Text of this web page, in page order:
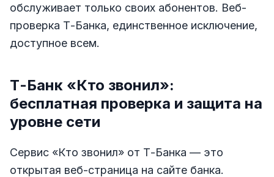
обслуживает только своих абонентов. Веб-
проверка Т-Банка, единственное исключение,
доступное всем.
Т-Банк «Кто звонил»:
бесплатная проверка и защита на
уровне сети
Сервис «Кто звонил» от Т-Банка — это
открытая веб-страница на сайте банка.